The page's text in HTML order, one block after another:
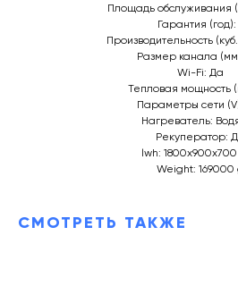
Площадь обслуживания
Гарантия (год):
Производительность
Размер канала
Wi-Fi: Да
Тепловая мощность
Параметры сети
Нагреватель:
Рекуператор:
lwh:
Weight: 169000
СМОТРЕТЬ ТАКЖЕ